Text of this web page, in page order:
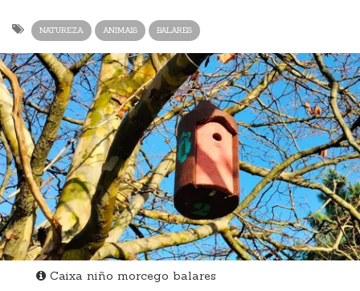
NATUREZA ANIMAIS BALARES
Caixa niño morcego balares